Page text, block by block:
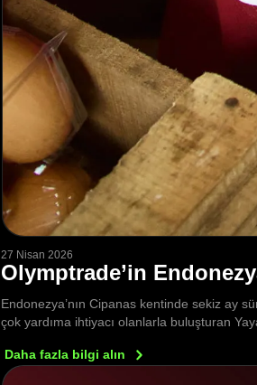
27 Nisan 2026
Olymptrade’in
Endonezya’nın Cipanas kentinde sekiz ay
çok yardıma ihtiyacı olanlarla buluşturan
Daha fazla bilgi alın